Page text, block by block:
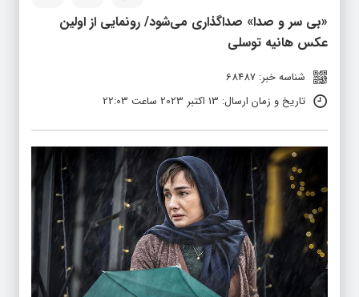
«بی سر و صدا» صداگذاری می‌شود/ رونمایی از اولین
عکس هانیه توسلی
شناسه خبر: 68487
تاریخ و زمان ارسال: 13 اکتبر 2023 ساعت 22:03